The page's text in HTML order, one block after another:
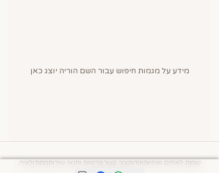
מידע על מגמות חיפוש עבור השם הוריה יוצג כאן
שמות לאחים ואחיותאודותצור קשרפרטיות ותנאי שירותמתודולוגיה